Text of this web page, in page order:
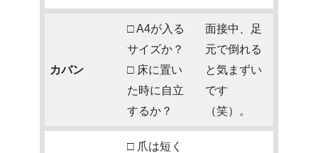
カバン
□ A4が入る
サイズか？
□ 床に置い
た時に自立
するか？
面接中、足
元で倒れる
と気まずい
です
（笑）。
□ 爪は短く